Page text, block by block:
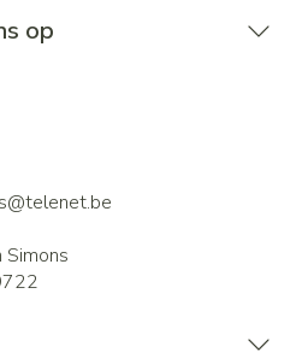
op
telenet.be
Simons